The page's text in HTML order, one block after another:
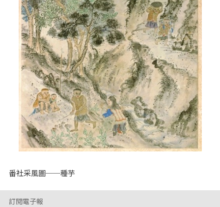
番社采風圖──種芋
訂閱電子報